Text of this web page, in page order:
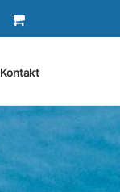
Kontakt